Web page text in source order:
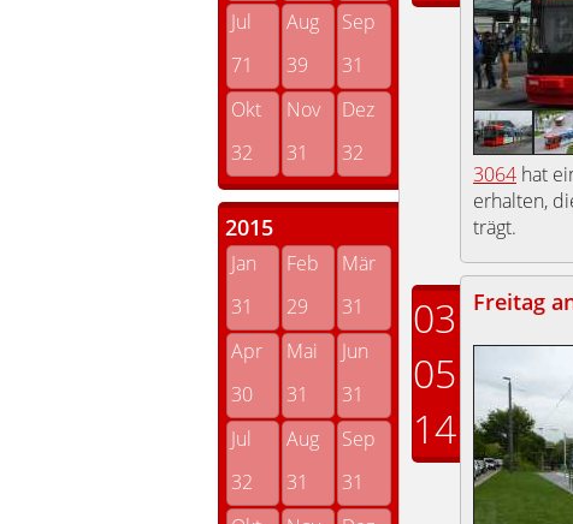
Jul
Aug
Sep
71
39
31
Okt
Nov
Dez
32
31 32
2015
Jan Feb
Mär
31
29
31
Apr
Mai
Jun
30
31
31
Jul
Aug
Sep
32
31
31
3064 hat
erhalten,
trägt.
03
05
14
Freitag